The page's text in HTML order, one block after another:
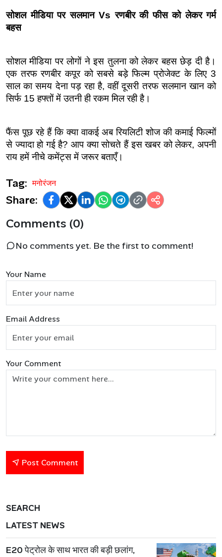
सोशल मीडिया पर सलमान Vs रणबीर की फीस को लेकर गर्म
बहस
सोशल मीडिया पर लोगों ने इस तुलना को लेकर बहस छेड़ दी है।
एक तरफ रणबीर कपूर को सबसे बड़े फिल्म प्रोजेक्ट के लिए 3
साल का समय देना पड़ रहा है, वहीं दूसरी तरफ सलमान खान को
सिर्फ 15 हफ्तों में उतनी ही रकम मिल रही है।
फैंस पूछ रहे हैं कि क्या वाकई अब रियलिटी शोज की कमाई फिल्मों
से ज्यादा हो गई है? आप क्या सोचते हैं इस खबर को लेकर, अपनी
राय हमें नीचे कमेंट्स में जरूर बताएँ।
Tag: मनोरंजन
Share:
Comments (0)
No comments yet. Be the first to comment!
Your Name
Email Address
Your Comment
Post Comment
SEARCH
LATEST NEWS
E20 पेट्रोल के साथ भारत की बड़ी छलांग,